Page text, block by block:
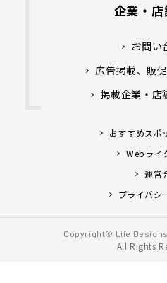
企業・
お問い
広告掲載、販
掲載企業・店
おすすめスポ
Webライ
運営
プライバシ
Copyright© Life
All Rights